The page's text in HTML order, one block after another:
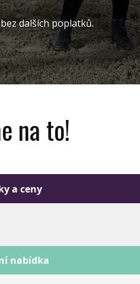
dalších poplatků.
na to!
a ceny
nabídka